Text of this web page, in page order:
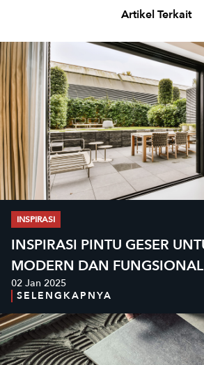
Artikel Terkait
INSPIRASI
INSPIRASI PINTU GESER
MODERN DAN FUNGSIONAL
02 Jan 2025
SELENGKAPNYA